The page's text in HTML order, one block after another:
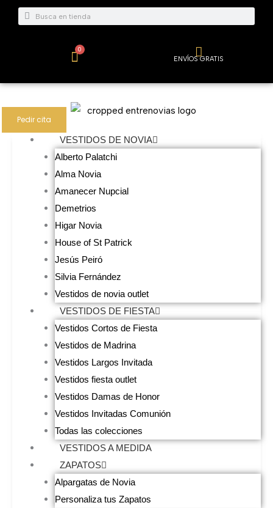
Buscar
Buscar
0
Carrito ENVÍOS GRATIS
VESTIDOS DE NOVIA
Alberto Palatchi
Alma Novia
Amanecer Nupcial
Demetrios
Higar Novia
House of St Patrick
Jesús Peiró
Silvia Fernández
Vestidos de novia outlet
VESTIDOS DE FIESTA
Vestidos Cortos de Fiesta
Vestidos de Madrina
Vestidos Largos Invitada
Vestidos fiesta outlet
Vestidos Damas de Honor
Vestidos Invitadas Comunión
Todas las colecciones
VESTIDOS A MEDIDA
ZAPATOS
Alpargatas de Novia
Personaliza tus Zapatos
Pedir cita